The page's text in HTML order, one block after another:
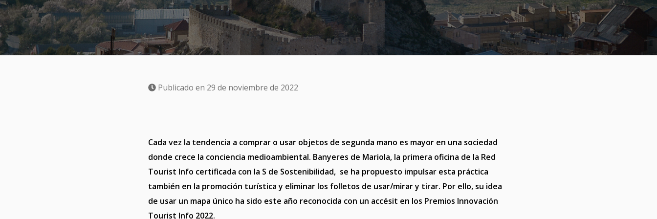
Publicado en 29 de noviembre de 2022
Cada vez la tendencia a comprar o usar objetos de segunda mano es mayor en una sociedad
donde crece la conciencia medioambiental. Banyeres de Mariola, la primera oficina de la Red
Tourist Info certificada con la S de Sostenibilidad, se ha propuesto impulsar esta práctica
también en la promoción turística y eliminar los folletos de usar/mirar y tirar. Por ello, su idea
de usar un mapa único ha sido este año reconocida con un accésit en los Premios Innovación
Tourist Info 2022.